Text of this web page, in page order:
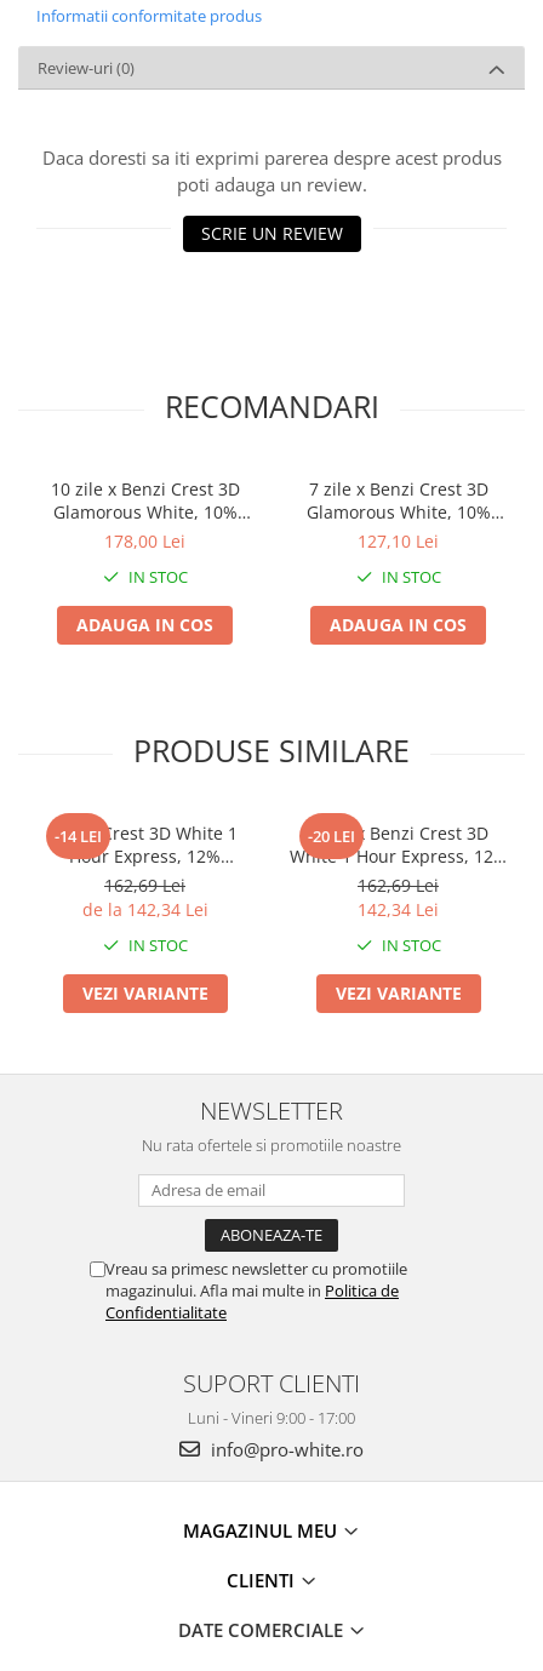
Informatii conformitate produs
Review-uri (0)
Daca doresti sa iti exprimi parerea despre acest produs
poti adauga un review.
SCRIE UN REVIEW
RECOMANDARI
10 zile x Benzi Crest 3D
Glamorous White, 10%
concentratie, 20 benzi
aplicare 30 min, benzi
albire dinti
178,00 Lei
IN STOC
ADAUGA IN COS
7 zile x Benzi Crest 3D
Glamorous White, 10%
concentratie, 14 benzi
aplicare 30 min, benzi
albire dinti
127,10 Lei
IN STOC
ADAUGA IN COS
PRODUSE SIMILARE
-14 LEI
Benzi Crest 3D White 1
Hour Express, 12%
concentratie, 10 zile, 20
benzi, aplicare 60 min, nivel
albire 12, benzi albire dinti
162,69 Lei
de la 142,34 Lei
IN STOC
VEZI VARIANTE
-20 LEI
7 zile x Benzi Crest 3D
White 1 Hour Express, 12%
concentratie, 7 zile, 14
benzi, aplicare 60 min,
benzi albire dinti, fara cutie
162,69 Lei
142,34 Lei
IN STOC
VEZI VARIANTE
NEWSLETTER
Nu rata ofertele si promotiile noastre
Vreau sa primesc newsletter cu promotiile
magazinului. Afla mai multe in Politica de
Confidentialitate
SUPORT CLIENTI
Luni - Vineri 9:00 - 17:00
info@pro-white.ro
MAGAZINUL MEU
CLIENTI
DATE COMERCIALE